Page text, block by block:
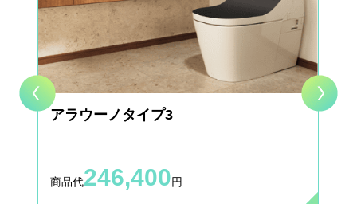
2018.02.14
お客様の声
お客様の声を更新いたしました。
2017.11.15
施工事例
施工事例を更新いたしました。
アラウーノタイプ3
商品代246,400円